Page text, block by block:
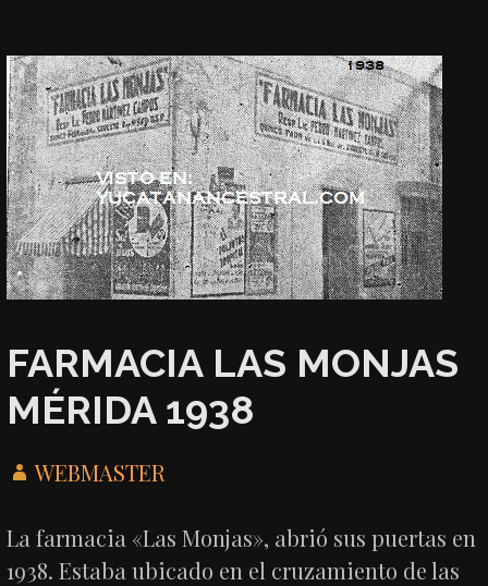
FARMACIA LAS MONJAS
MÉRIDA 1938
WEBMASTER
La farmacia «Las Monjas», abrió sus puertas en
1938. Estaba ubicado en el cruzamiento de las